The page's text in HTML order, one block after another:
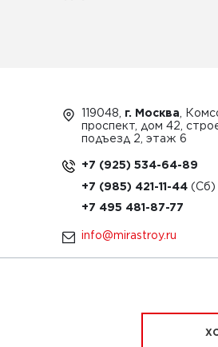
119048, г. Москва ,
проспект, дом 42,
подъезд 2, этаж 6
+7 (925) 534-64-89
+7 (985) 421-11-44
+7 495 481-87-77
info@mirastroy.ru